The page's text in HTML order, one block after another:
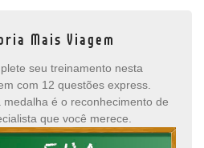
Mais Viagem
seu treinamento nesta
com 12 questões express.
medalha é o reconhecimento de
que você merece.